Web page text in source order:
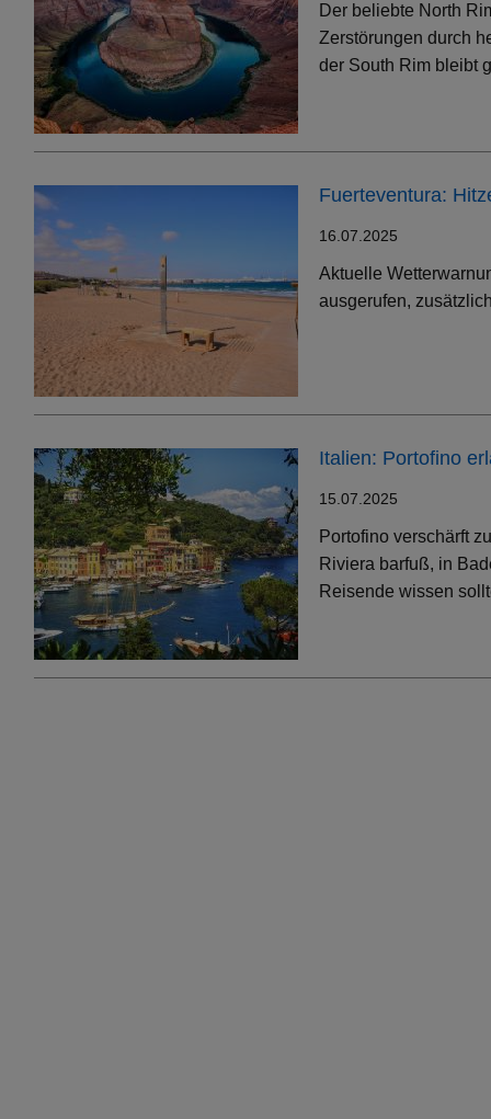
Der beliebte North
Zerstörungen durch
der South Rim bleibt
Fuerteventura:
16.07.2025
Aktuelle
ausgerufen,
Italien: Portofino
15.07.2025
Portofino verschärft
Riviera barfuß, in
Reisende wissen